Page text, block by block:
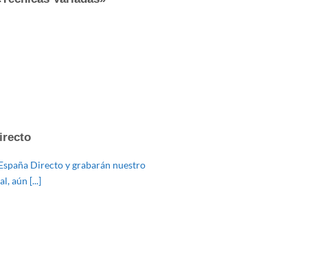
Directo y grabarán nuestro
aún [...]